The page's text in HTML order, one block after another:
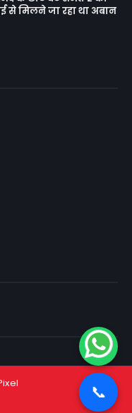
से मिलने जा रहा था अबान
📞